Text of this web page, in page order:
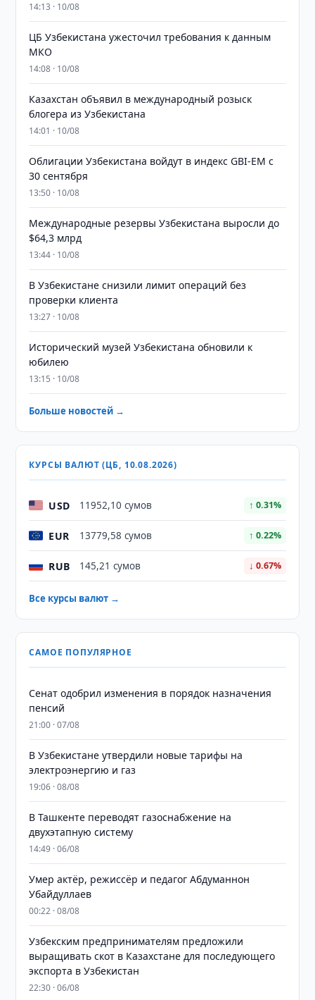
14:13 · 10/08
ЦБ Узбекистана ужесточил требования к данным
МКО
14:08 · 10/08
Казахстан объявил в международный розыск
блогера из Узбекистана
14:01 · 10/08
Облигации Узбекистана войдут в индекс GBI-EM с
30 сентября
13:50 · 10/08
Международные резервы Узбекистана выросли до
$64,3 млрд
13:44 · 10/08
В Узбекистане снизили лимит операций без
проверки клиента
13:27 · 10/08
Исторический музей Узбекистана обновили к
юбилею
13:15 · 10/08
Больше новостей →
КУРСЫ ВАЛЮТ (ЦБ, 10.08.2026)
USD 11952,10 сумов ↑ 0.31%
EUR 13779,58 сумов ↑ 0.22%
RUB 145,21 сумов ↓ 0.67%
Все курсы валют →
САМОЕ ПОПУЛЯРНОЕ
Сенат одобрил изменения в порядок назначения
пенсий
21:00 · 07/08
В Узбекистане утвердили новые тарифы на
электроэнергию и газ
19:06 · 08/08
В Ташкенте переводят газоснабжение на
двухэтапную систему
14:49 · 06/08
Умер актёр, режиссёр и педагог Абдуманнон
Убайдуллаев
00:22 · 08/08
Узбекским предпринимателям предложили
выращивать скот в Казахстане для последующего
экспорта в Узбекистан
22:30 · 06/08